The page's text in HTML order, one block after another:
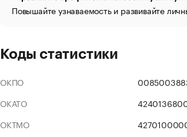
Повышайте узнаваемость и развивайте
Коды статистики
ОКПО
ОКАТО
ОКТМО